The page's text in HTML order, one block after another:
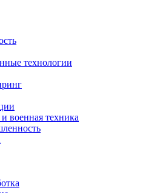
технологии
военная техника